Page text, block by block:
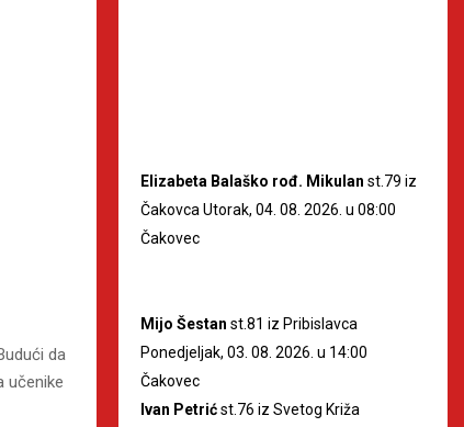
da
učenike
Elizabeta Balaško rođ. Mikulan st.79 iz
Čakovca Utorak, 04. 08. 2026. u 08:00
Čakovec
Mijo Šestan st.81 iz Pribislavca
Ponedjeljak, 03. 08. 2026. u 14:00
Čakovec
Ivan Petrićst.76 iz Svetog Križa